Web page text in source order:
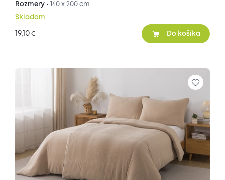
Rozmery • 140 x 200 cm
Skladom
19,10€ Do košíka